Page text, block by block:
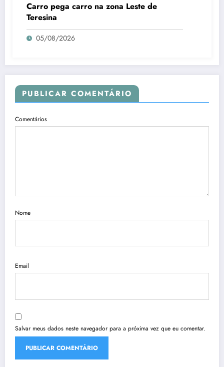
Carro pega carro na zona Leste de
Teresina
05/08/2026
PUBLICAR COMENTÁRIO
Comentários
Nome
Email
Salvar meus dados neste navegador para a próxima vez que eu comentar.